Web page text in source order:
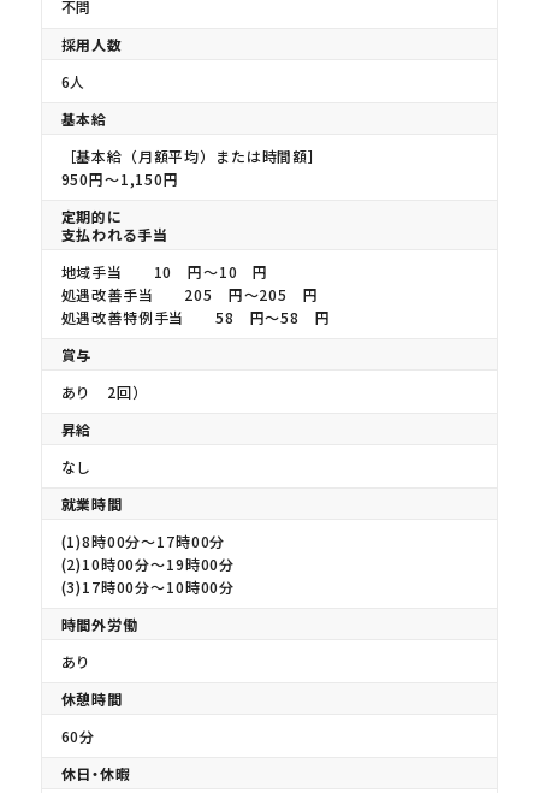
不問
採用人数
6人
基本給
［基本給（月額平均）または時間額］
950円〜1,150円
定期的に
支払われる手当
地域手当 10 円〜10 円
処遇改善手当 205 円〜205 円
処遇改善特例手当 58 円〜58 円
賞与
あり 2回）
昇給
なし
就業時間
(1)8時00分〜17時00分
(2)10時00分〜19時00分
(3)17時00分〜10時00分
時間外労働
あり
休憩時間
60分
休日・休暇